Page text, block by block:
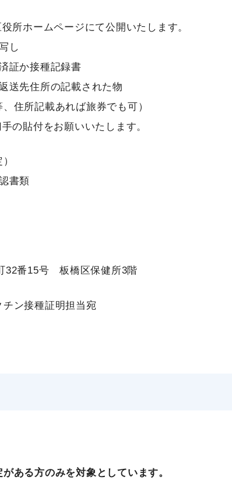
所ホームページにて公開いたします。
し
証か接種記録書
送先住所の記載された物
住所記載あれば旅券でも可）
の貼付をお願いいたします。
書類
32番15号 板橋区保健所3階
ン接種証明担当宛
ある方のみを対象としています。